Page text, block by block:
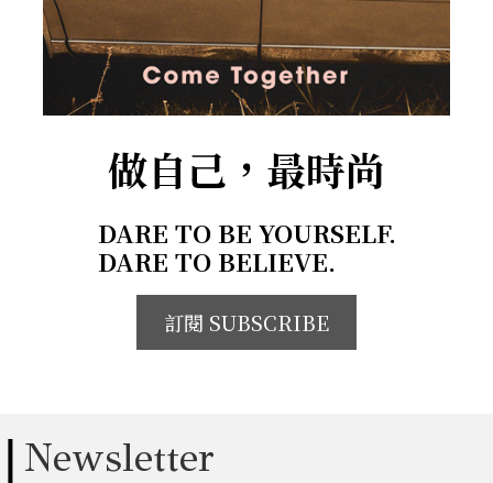
做自己，最時尚
DARE TO BE YOURSELF.
DARE TO BELIEVE.
訂閱 SUBSCRIBE
Newsletter